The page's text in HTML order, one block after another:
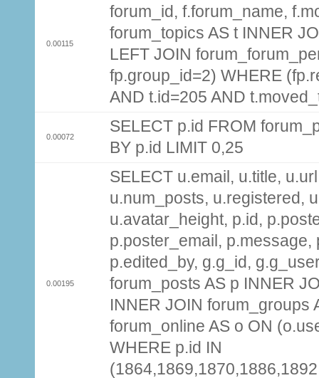
0.00115
forum_id, f.forum_name,
forum_topics AS t INNER
LEFT JOIN
fp.group_id=2) WHERE
AND t.id=205 AND
0.00072
SELECT p.id FROM
BY p.id LIMIT 0,25
0.00195
SELECT u.email, u.title,
u.num_posts, u.registered,
u.avatar_height, p.id,
p.poster_email,
p.edited_by, g.g_id,
forum_posts AS p INNER
INNER JOIN forum_groups
forum_online AS o ON
WHERE p.id IN